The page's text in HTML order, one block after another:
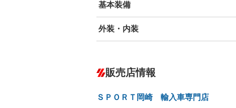
基本装備
エアバッグ：運転席/助手席/サイド
ダウンヒルアシストコントロール
Bluetooth接続 － 100V電源
外装・内装
オーディオ：CDまたはCDチェンジャー／ミ
プレイヤー接続可／ミュージックサーバー
－
ヘッドライトウォッシャ
ー
革シート
販売店情報
ＳＰＯＲＴ岡崎 輸入車専門店